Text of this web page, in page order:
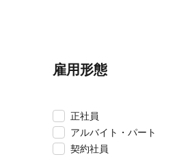
雇用形態
正社員
アルバイト・パート
契約社員